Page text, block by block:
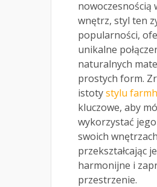
nowoczesnością
wnętrz, styl ten
popularności,
unikalne
naturalnych
prostych form.
istotystylu
kluczowe, aby
wykorzystać
swoich
przekształcając
harmonijne i
przestrzenie.